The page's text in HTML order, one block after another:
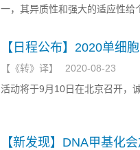
一，其异质性和强大的适应性
不同细胞间异质性信息的问题
向疗法会导致肺癌细胞的转录变
【日程公布】2020单细
【 《转》译】
2020-08-23
活动将于9月10日在北京召开，
【新发现】DNA甲基化